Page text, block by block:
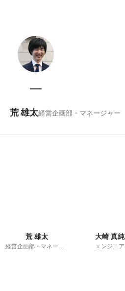
荒 雄太経営企画部・マネージャー
荒 雄太 大崎 真純
エンジニア